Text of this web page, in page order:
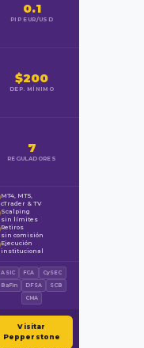
0.1
PIP EUR/USD
$200
DEP. MÍNIMO
7
REGULADORES
MT4, MT5,
cTrader & TV
Scalping
sin límites
Retiros
sin comisión
Ejecución
institucional
ASIC FCA
CySEC
BaFin
DFSA
SCB
CMA
Visitar
Pepperstone